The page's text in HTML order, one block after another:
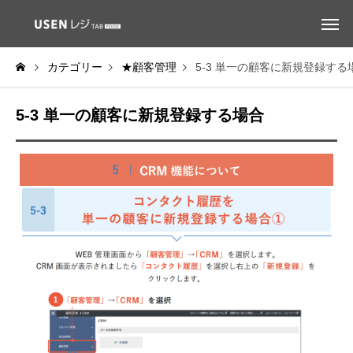
カテゴリー ★顧客管理 5-3 単一の顧客に新規登録する
5-3 単一の顧客に新規登録する場合